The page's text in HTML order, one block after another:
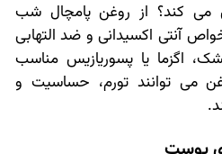
می کند؟ از روغن پامچال شب
آنتی اکسیدانی و ضد التهابی
اگزما یا پسوریازیس مناسب
می توانند تورم، حساسیت و